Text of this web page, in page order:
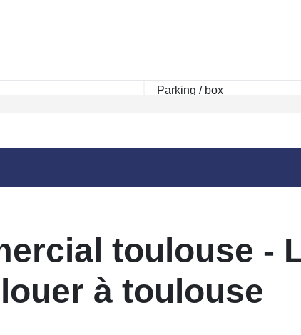
toulouse -
louer à toulouse